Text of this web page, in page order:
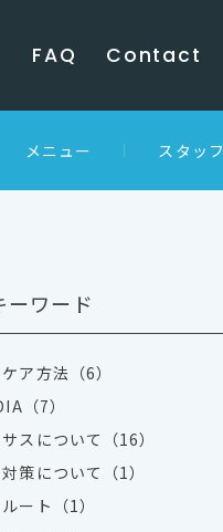
FAQ Contact
ーワード
ア方法（6）
（7）
スについて（16）
策について（1）
ート（1）
メニュー スタッフ